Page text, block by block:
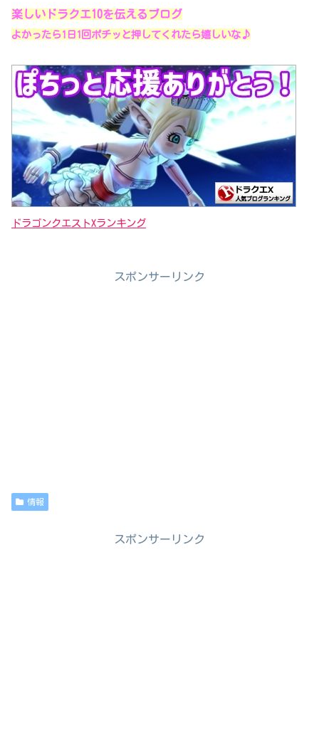
楽しいドラクエ10を伝えるブログ
よかったら1日1回ポチッと押してくれたら嬉しいな♪
ドラゴンクエストXランキング
スポンサーリンク
情報
スポンサーリンク